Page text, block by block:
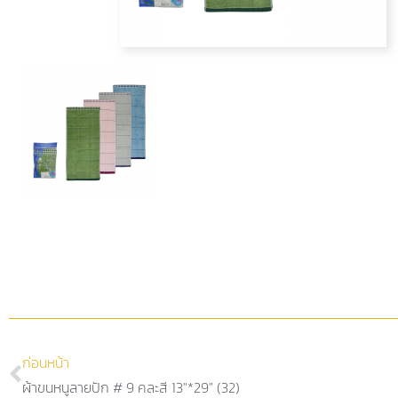
ก่อนหน้า
ผ้าขนหนูลายปัก # 9 คละสี 13″*29″ (32)